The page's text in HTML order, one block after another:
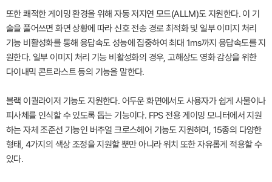
또한 쾌적한 게이밍 환경을 위해 자동 저지연 모드(ALLM)도 지원한다. 이 기
술을 풀어쓰면 화면 상황에 따라 신호 전송 경로 최적화 및 일부 이미지 처리
기능 비활성화를 통해 응답속도 성능에 집중하여 최대 1ms까지 응답속도를 지
원한다. 일부 이미지 처리 기능 비활성화의 경우, 고해상도 영화 감상을 위한
다이내믹 콘트라스트 등의 기능을 말한다.
블랙 이퀄라이저 기능도 지원한다. 어두운 화면에서도 사용자가 쉽게 사물이나
피사체를 인식할 수 있도록 돕는 기능이다. FPS 전용 게이밍 모니터에서 지원
하는 자체 조준선 기능인 버추얼 크로스헤어 기능도 지원하며, 15종의 다양한
형태, 4가지의 색상 조정을 지원할 뿐만 아니라 위치 또한 자유롭게 적용할 수
있다.